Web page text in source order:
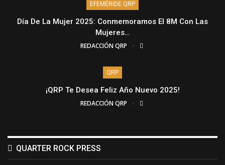
EFEMÉRIDE QRP
Día De La Mujer 2025: Conmemoramos El 8M Con Las
Mujeres…
REDACCIÓN QRP
QRP
¡QRP Te Desea Feliz Año Nuevo 2025!
REDACCIÓN QRP
QUARTER ROCK PRESS